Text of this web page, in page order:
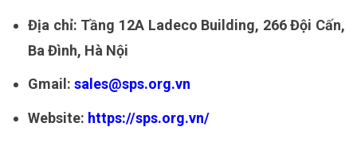
Địa chỉ: Tầng 12A Ladeco Building, 266 Đội Cấn,
Ba Đình, Hà Nội
Gmail: sales@sps.org.vn
Website: https://sps.org.vn/